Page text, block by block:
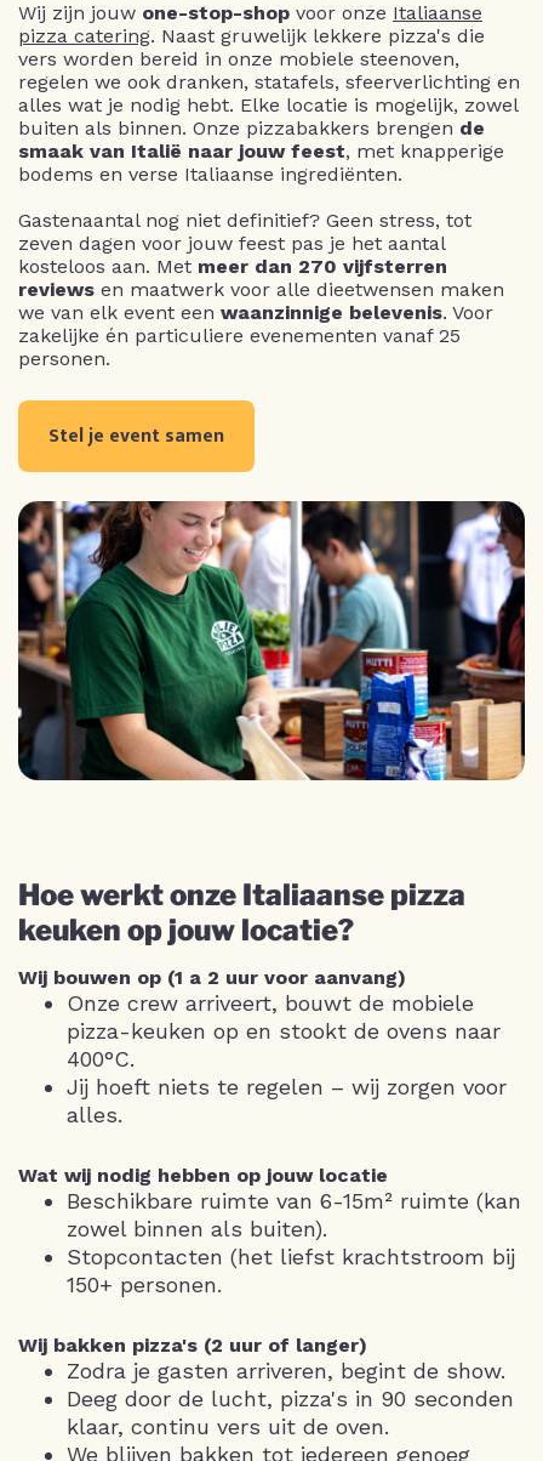
Wij zijn jouw one-stop-shop voor onze Italiaanse
pizza catering. Naast gruwelijk lekkere pizza's die
vers worden bereid in onze mobiele steenoven,
regelen we ook dranken, statafels, sfeerverlichting en
alles wat je nodig hebt. Elke locatie is mogelijk, zowel
buiten als binnen. Onze pizzabakkers brengen de
smaak van Italië naar jouw feest, met knapperige
bodems en verse Italiaanse ingrediënten.
Gastenaantal nog niet definitief? Geen stress, tot
zeven dagen voor jouw feest pas je het aantal
kosteloos aan. Met meer dan 270 vijfsterren
reviews en maatwerk voor alle dieetwensen maken
we van elk event een waanzinnige belevenis. Voor
zakelijke én particuliere evenementen vanaf 25
personen.
Stel je event samen
Hoe werkt onze Italiaanse pizza
keuken op jouw locatie?
Wij bouwen op (1 a 2 uur voor aanvang)
Onze crew arriveert, bouwt de mobiele
pizza-keuken op en stookt de ovens naar
400°C.
Jij hoeft niets te regelen – wij zorgen voor
alles.
Wat wij nodig hebben op jouw locatie
Beschikbare ruimte van 6-15m² ruimte (kan
zowel binnen als buiten).
Stopcontacten (het liefst krachtstroom bij
150+ personen.
Wij bakken pizza's (2 uur of langer)
Zodra je gasten arriveren, begint de show.
Deeg door de lucht, pizza's in 90 seconden
klaar, continu vers uit de oven.
We blijven bakken tot iedereen genoeg